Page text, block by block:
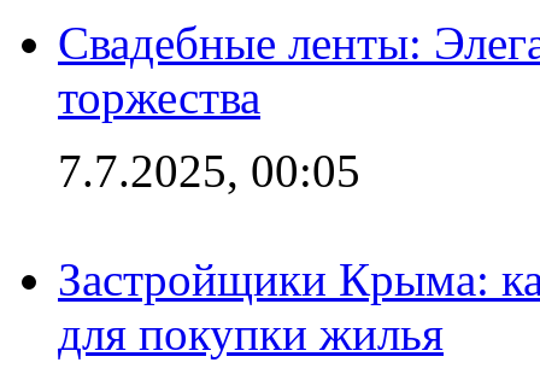
Свадебные ленты:
торжества
7.7.2025, 00:05
Застройщики Крыма:
для покупки жилья